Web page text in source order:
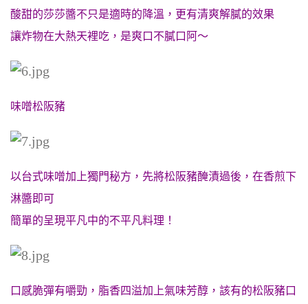
酸甜的莎莎醬不只是適時的降溫，更有清爽解膩的效果
讓炸物在大熱天裡吃，是爽口不膩口阿～
味噌松阪豬
以台式味噌加上獨門秘方，先將松阪豬醃漬過後，在香煎下
淋醬即可
簡單的呈現平凡中的不平凡料理！
口感脆彈有嚼勁，脂香四溢加上氣味芳醇，該有的松阪豬口